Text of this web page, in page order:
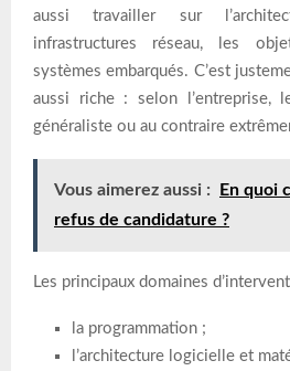
aussi travailler sur
infrastructures réseau, les
systèmes embarqués. C’est
aussi riche : selon l’entreprise,
généraliste ou au contraire
Vous aimerez aussi :
En quoi
refus de candidature ?
Les principaux domaines
la programmation ;
l’architecture logicielle et